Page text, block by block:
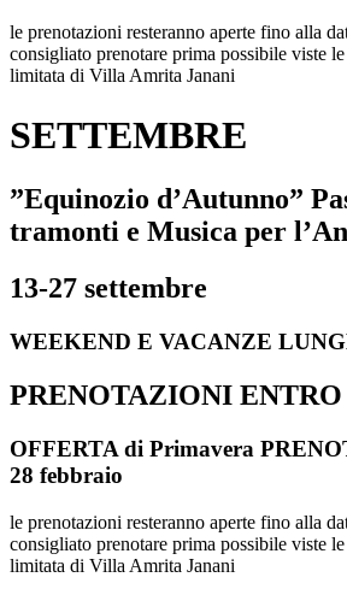
le prenotazioni resteranno aperte fino alla
consigliato prenotare prima possibile viste
limitata di Villa Amrita Janani
SETTEMBRE
”Equinozio d’Autunno”
tramonti e Musica per
13-27 settembre
WEEKEND E VACANZE
PRENOTAZIONI ENTRO
OFFERTA di Primavera
28 febbraio
le prenotazioni resteranno aperte fino alla
consigliato prenotare prima possibile viste
limitata di Villa Amrita Janani